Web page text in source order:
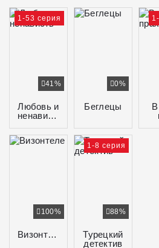
Любовь и
ненависть
41%
1-53 серия
Беглецы
0%
Визонтеле
100%
Турецкий
детектив
88%
1-8 серия